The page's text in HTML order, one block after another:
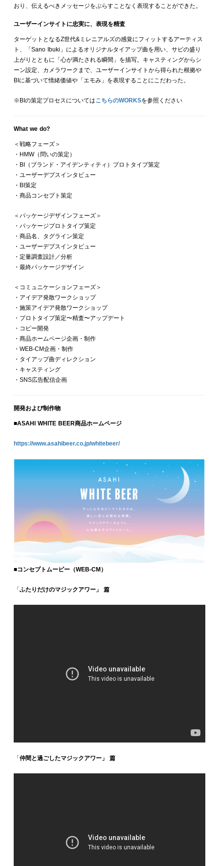
おり、伝えるべきメッセージをぶらすことなく表現することができた。
ユーザーインサイトに忠実に、表現を精査
ターゲットとなるZ世代&ミレニアルズの感覚にフィットするアーティス
ト、「Sano Ibuki」によるオリジナルタイアップ曲を用い、サビの盛り
上がりとともに「心が満たされる瞬間」を描写。キャスティングからシ
ーン設定、カメラワークまで、ユーザーインサイトから得られた根拠や
BIに基づいて情緒価値や「エモみ」を表現することにこだわった。
※BIの策定プロセスについてはこちらのWORKSを参照ください
What we do?
＜戦略フェーズ＞
・HMW（問いの策定）
・BI（ブランド・アイデンティティ）プロトタイプ策定
・ユーザーデプスインタビュー
・BI策定
・商品コンセプト策定
＜パッケージデザインフェーズ＞
・パッケージプロトタイプ策定
・商品名、タグライン策定
・ユーザーデプスインタビュー
・定量調査設計／分析
・最終パッケージデザイン
＜コミュニケーションフェーズ＞
・アイデア発散ワークショップ
・施策アイデア発散ワークショップ
・プロトタイプ策定〜精査〜アップデート
・コピー開発
・商品ホームページ企画・制作
・WEB-CM企画・制作
・タイアップ曲ディレクション
・キャスティング
・SNS広告配信企画
開発および制作物
■ASAHI WHITE BEER商品ホームページ
https://www.asahibeer.co.jp/whitebeer/
■コンセプトムービー（WEB-CM）
「ふたりだけのマジックアワー」 篇
「仲間と過ごしたマジックアワー」 篇